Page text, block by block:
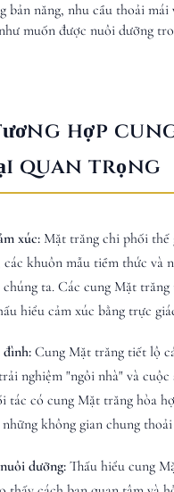
bản năng, nhu cầu thoải mái
muốn được nuôi dưỡng
hợp
quan trọng
xúc: Mặt trăng chi phối thế
khuôn mẫu tiềm thức và
chúng ta. Các cung Mặt
hiểu cảm xúc bằng trực
đình: Cung Mặt trăng tiết lộ
nghiệm "ngôi nhà" và cuộc
tác có cung Mặt trăng hòa
không gian chung
dưỡng: Thấu hiểu cung